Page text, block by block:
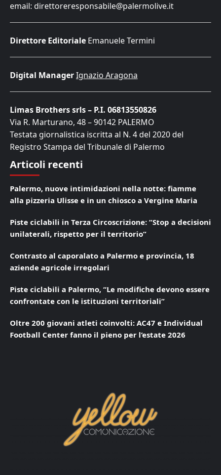
email: direttoreresponsabile@palermolive.it
Direttore Editoriale Emanuele Termini
Digital ManagerIgnazio Aragona
Limas Brothers srls – P.I. 06813550826
Via R. Marturano, 48 – 90142 PALERMO
Testata giornalistica iscritta al N. 4 del 2020 del
Registro Stampa del Tribunale di Palermo
Articoli recenti
Palermo, nuove intimidazioni nella notte: fiamme
alla pizzeria Ulisse e in un chiosco a Vergine Maria
Piste ciclabili in Terza Circoscrizione: “Stop a decisioni
unilaterali, rispetto per il territorio”
Contrasto al caporalato a Palermo e provincia, 18
aziende agricole irregolari
Piste ciclabili a Palermo, “Le modifiche devono essere
confrontate con le istituzioni territoriali”
Oltre 200 giovani atleti coinvolti: AC47 e Individual
Football Center fanno il pieno per l’estate 2026